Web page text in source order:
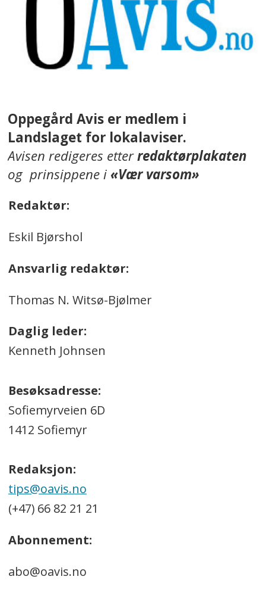
Oppegård Avis er medlem i
Landslaget for lokalaviser.
Avisen redigeres etterredaktørplakaten
og prinsippene i«Vær varsom»
Redaktør:
Eskil Bjørshol
Ansvarlig redaktør:
Thomas N. Witsø-Bjølmer
Daglig leder:
Kenneth Johnsen
Besøksadresse:
Sofiemyrveien 6D
1412 Sofiemyr
Redaksjon:
tips@oavis.no
(+47) 66 82 21 21
Abonnement:
abo@oavis.no